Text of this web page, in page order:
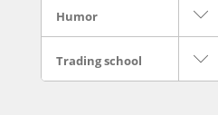
Humor
Trading school